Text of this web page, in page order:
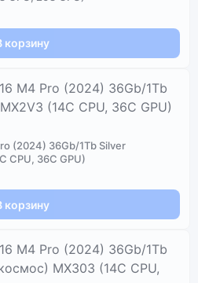
корзину
(2024) 36Gb/1Tb Silver
CPU, 36C GPU)
корзину